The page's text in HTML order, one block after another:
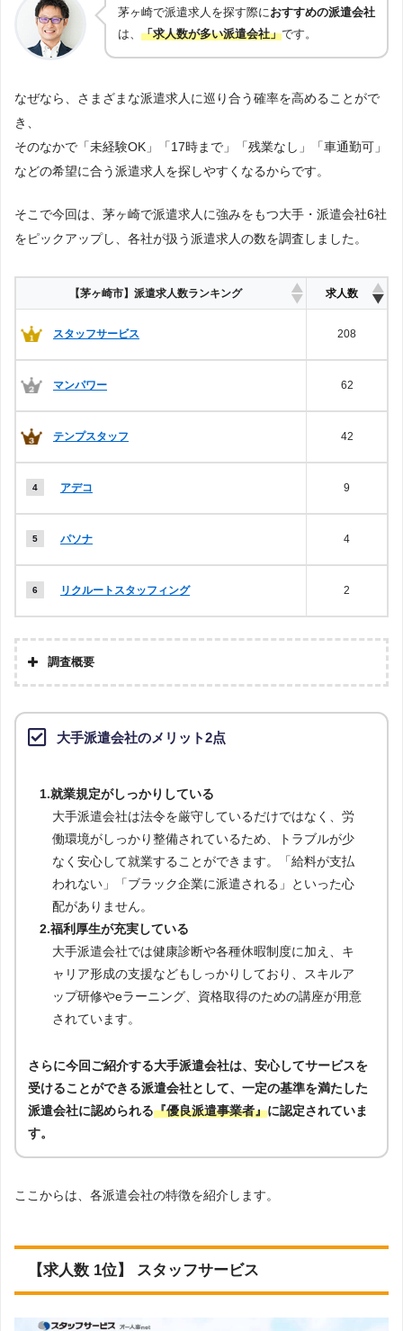
茅ヶ崎で派遣求人を探す際に おすすめの派遣会社
は、 「求人数が多い派遣会社」です。
なぜなら、さまざまな派遣求人に巡り合う確率を高めることがで
き、
そのなかで「未経験OK」「17時まで」「残業なし」「車通勤可」
などの希望に合う派遣求人を探しやすくなるからです。
そこで今回は、茅ヶ崎で派遣求人に強みをもつ大手・派遣会社6社
をピックアップし、各社が扱う派遣求人の数を調査しました。
【茅ヶ崎市】派遣求人数ランキング 求人数
スタッフサービス 208
マンパワー 62
テンプスタッフ 42
アデコ 9
パソナ 4
リクルートスタッフィング 2
調査概要
大手派遣会社のメリット2点
1.就業規定がしっかりしている
大手派遣会社は法令を厳守しているだけではなく、労
働環境がしっかり整備されているため、トラブルが少
なく安心して就業することができます。「給料が支払
われない」「ブラック企業に派遣される」といった心
配がありません。
2.福利厚生が充実している
大手派遣会社では健康診断や各種休暇制度に加え、キ
ャリア形成の支援などもしっかりしており、スキルア
ップ研修やeラーニング、資格取得のための講座が用意
されています。
さらに今回ご紹介する大手派遣会社は、安心してサービスを
受けることができる派遣会社として、一定の基準を満たした
派遣会社に認められる『優良派遣事業者』に認定されていま
す。
ここからは、各派遣会社の特徴を紹介します。
【求人数 1位】 スタッフサービス